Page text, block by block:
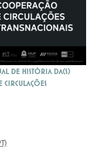
de História da(s)
circulações